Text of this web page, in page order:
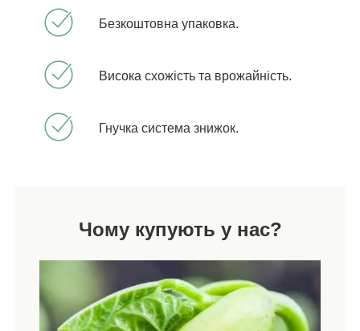
Безкоштовна упаковка.
Висока схожість та врожайність.
Гнучка система знижок.
Чому купують у нас?